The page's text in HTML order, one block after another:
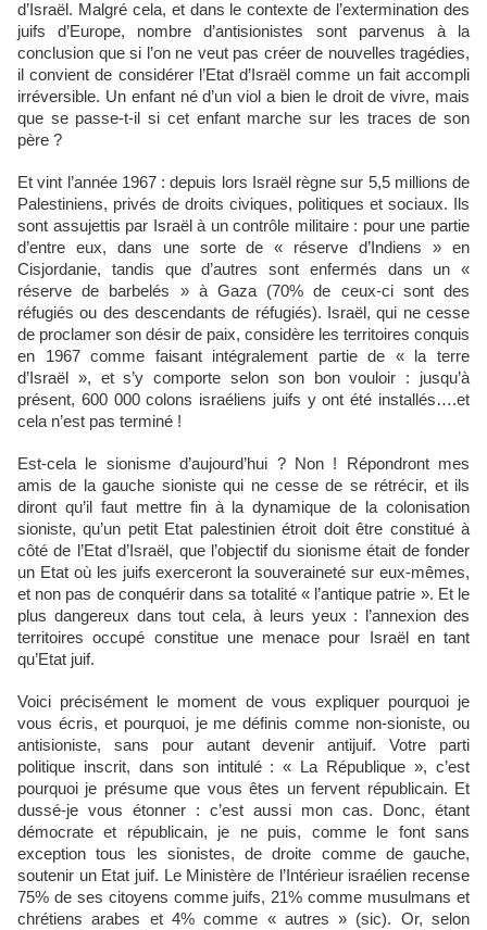
d’Israël. Malgré cela, et dans le contexte de l’extermination des
juifs d’Europe, nombre d’antisionistes sont parvenus à la
conclusion que si l’on ne veut pas créer de nouvelles tragédies,
il convient de considérer l’Etat d’Israël comme un fait accompli
irréversible. Un enfant né d’un viol a bien le droit de vivre, mais
que se passe-t-il si cet enfant marche sur les traces de son
père ?
Et vint l’année 1967 : depuis lors Israël règne sur 5,5 millions de
Palestiniens, privés de droits civiques, politiques et sociaux. Ils
sont assujettis par Israël à un contrôle militaire : pour une partie
d’entre eux, dans une sorte de « réserve d’Indiens » en
Cisjordanie, tandis que d’autres sont enfermés dans un «
réserve de barbelés » à Gaza (70% de ceux-ci sont des
réfugiés ou des descendants de réfugiés). Israël, qui ne cesse
de proclamer son désir de paix, considère les territoires conquis
en 1967 comme faisant intégralement partie de « la terre
d’Israël », et s’y comporte selon son bon vouloir : jusqu’à
présent, 600 000 colons israéliens juifs y ont été installés….et
cela n’est pas terminé !
Est-cela le sionisme d’aujourd’hui ? Non ! Répondront mes
amis de la gauche sioniste qui ne cesse de se rétrécir, et ils
diront qu’il faut mettre fin à la dynamique de la colonisation
sioniste, qu’un petit Etat palestinien étroit doit être constitué à
côté de l’Etat d’Israël, que l’objectif du sionisme était de fonder
un Etat où les juifs exerceront la souveraineté sur eux-mêmes,
et non pas de conquérir dans sa totalité « l’antique patrie ». Et le
plus dangereux dans tout cela, à leurs yeux : l’annexion des
territoires occupé constitue une menace pour Israël en tant
qu’Etat juif.
Voici précisément le moment de vous expliquer pourquoi je
vous écris, et pourquoi, je me définis comme non-sioniste, ou
antisioniste, sans pour autant devenir antijuif. Votre parti
politique inscrit, dans son intitulé : « La République », c’est
pourquoi je présume que vous êtes un fervent républicain. Et
dussé-je vous étonner : c’est aussi mon cas. Donc, étant
démocrate et républicain, je ne puis, comme le font sans
exception tous les sionistes, de droite comme de gauche,
soutenir un Etat juif. Le Ministère de l’Intérieur israélien recense
75% de ses citoyens comme juifs, 21% comme musulmans et
chrétiens arabes et 4% comme « autres » (sic). Or, selon